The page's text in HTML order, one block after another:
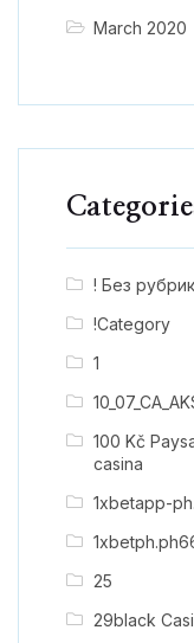
March 2020
! Без
!Category
1
100 Kč
casina
1xbetapp-
25
29black